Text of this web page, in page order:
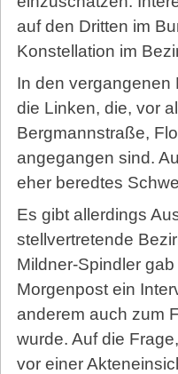
auf den Dritten im
Konstellation im
In den vergangenen
die Linken, die, vor
Bergmannstraße,
angegangen sind.
eher beredtes
Es gibt allerdings
stellvertretende
Mildner-Spindler
Morgenpost ein
anderem auch zum
wurde. Auf die
vor einer